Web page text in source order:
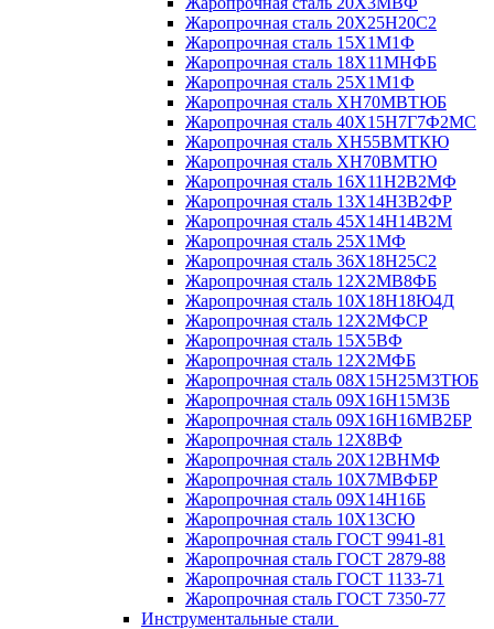
Жаропрочная сталь 20Х25Н20С2
Жаропрочная сталь 15Х1М1Ф
Жаропрочная сталь 18Х11МНФБ
Жаропрочная сталь 25Х1М1Ф
Жаропрочная сталь ХН70МВТЮБ
Жаропрочная сталь 40Х15Н7Г7Ф2МС
Жаропрочная сталь ХН55ВМТКЮ
Жаропрочная сталь ХН70ВМТЮ
Жаропрочная сталь 16Х11Н2В2МФ
Жаропрочная сталь 13Х14Н3В2ФР
Жаропрочная сталь 45Х14Н14В2М
Жаропрочная сталь 25Х1МФ
Жаропрочная сталь 36Х18Н25С2
Жаропрочная сталь 12Х2МВ8ФБ
Жаропрочная сталь 10Х18Н18Ю4Д
Жаропрочная сталь 12Х2МФСР
Жаропрочная сталь 15Х5ВФ
Жаропрочная сталь 12Х2МФБ
Жаропрочная сталь 08Х15Н25М3ТЮБ
Жаропрочная сталь 09Х16Н15М3Б
Жаропрочная сталь 09Х16Н16МВ2БР
Жаропрочная сталь 12Х8ВФ
Жаропрочная сталь 20Х12ВНМФ
Жаропрочная сталь 10Х7МВФБР
Жаропрочная сталь 09Х14Н16Б
Жаропрочная сталь 10Х13СЮ
Жаропрочная сталь ГОСТ 9941-81
Жаропрочная сталь ГОСТ 2879-88
Жаропрочная сталь ГОСТ 1133-71
Жаропрочная сталь ГОСТ 7350-77
Инструментальные стали